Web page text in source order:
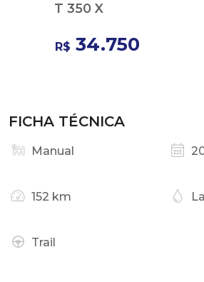
T 350 X
R$ 34.750
FICHA TÉCNICA
Manual
152 km
Trail